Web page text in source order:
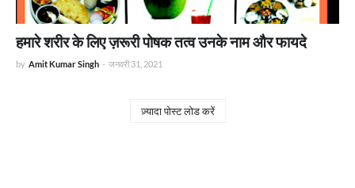
हमारे शरीर के लिए ज़रूरी पोषक तत्व उनके नाम और फायदे
by Amit Kumar Singh - जनवरी 31, 2021
ज़्यादा पोस्ट लोड करें